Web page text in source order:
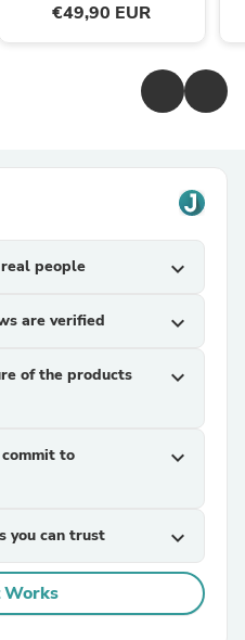
€49,90 EUR
people expand_more
are verified expand_more
of the products
expand_more
to
expand_more
you can trust expand_more
Works